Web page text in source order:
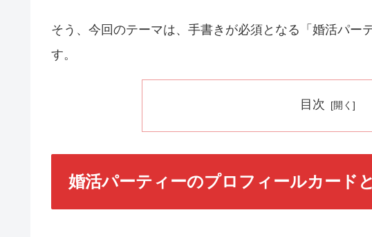
そう、今回のテーマは、手書きが必須となる「婚活パー
す。
目次
婚活パーティーのプロフィールカード